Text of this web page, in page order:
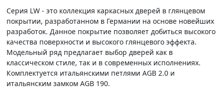
Серия LW - это коллекция каркасных дверей в глянцевом
покрытии, разработанном в Германии на основе новейших
разработок. Данное покрытие позволяет добиться высокого
качества поверхности и высокого глянцевого эффекта.
Модельный ряд предлагает выбор дверей как в
классическом стиле, так и в современных исполнениях.
Комплектуется итальянскими петлями AGB 2.0 и
итальянским замком AGB 190.